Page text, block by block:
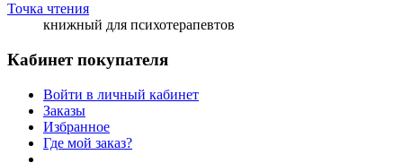
Точка чтения
книжный для психотерапевтов
Кабинет покупателя
Войти в личный кабинет
Заказы
Избранное
Где мой заказ?